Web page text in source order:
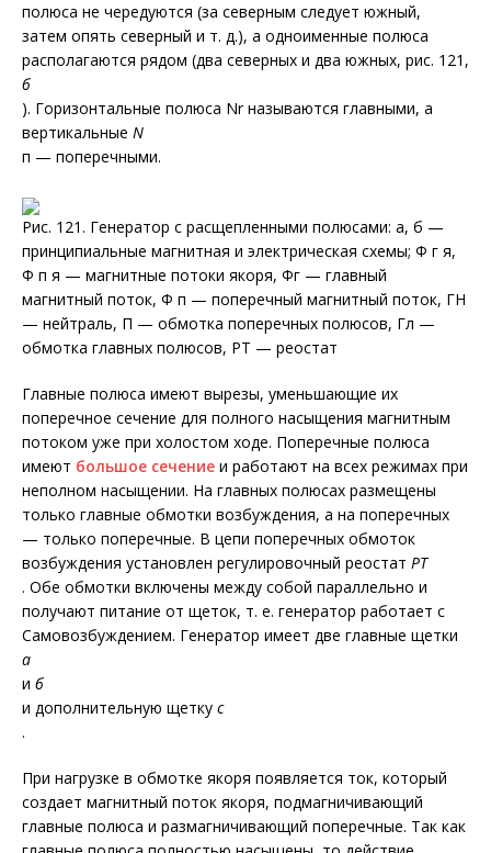
полюса не чередуются (за северным следует южный,
затем опять северный и т. д.), а одноименные полюса
располагаются рядом (два северных и два южных, рис. 121,
б
). Горизонтальные полюса Nr называются главными, а
вертикальные N
п — поперечными.
Рис. 121. Генератор с расщепленными полюсами: а, б —
принципиальные магнитная и электрическая схемы; Ф г я,
Ф п я — магнитные потоки якоря, Фг — главный
магнитный поток, Ф п — поперечный магнитный поток, ГН
— нейтраль, П — обмотка поперечных полюсов, Гл —
обмотка главных полюсов, РТ — реостат
Главные полюса имеют вырезы, уменьшающие их
поперечное сечение для полного насыщения магнитным
потоком уже при холостом ходе. Поперечные полюса
имеют большое сечение и работают на всех режимах при
неполном насыщении. На главных полюсах размещены
только главные обмотки возбуждения, а на поперечных
— только поперечные. В цепи поперечных обмоток
возбуждения установлен регулировочный реостат РТ
. Обе обмотки включены между собой параллельно и
получают питание от щеток, т. е. генератор работает с
Самовозбуждением. Генератор имеет две главные щетки
а
и б
и дополнительную щетку с
.
При нагрузке в обмотке якоря появляется ток, который
создает магнитный поток якоря, подмагничивающий
главные полюса и размагничивающий поперечные. Так как